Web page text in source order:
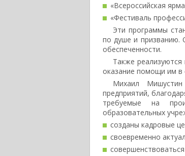
«Всероссийская
«Фестиваль
Эти программы
по душе и призванию.
обеспеченности.
Также
оказание помощи им в
Михаил
предприятий,
требуемые на
образовательных
созданы кадровые
своевременно